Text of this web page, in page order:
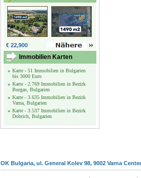
€ 22,900
Immobilien Karten
» Karte - 51 Immobilien in Bulgarien
bis 3000 Euro
» Karte - 2.769 Immobilien in Bezirk
Burgas, Bulgarien
» Karte - 3.635 Immobilien in Bezirk
Varna, Bulgarien
» Karte - 3.537 Immobilien in Bezirk
Dobrich, Bulgarien
OK Bulgaria, ul. General Kolev 98, 9002 Varna